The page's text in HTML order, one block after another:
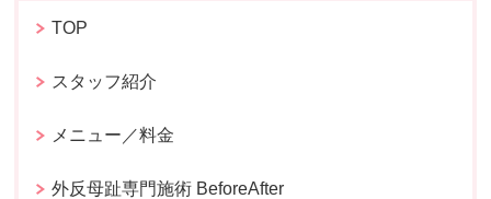
TOP
スタッフ紹介
メニュー／料金
外反母趾専門施術 BeforeAfter